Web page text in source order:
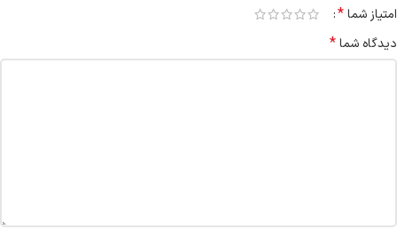
امتیاز شما*
دیدگاه شما*